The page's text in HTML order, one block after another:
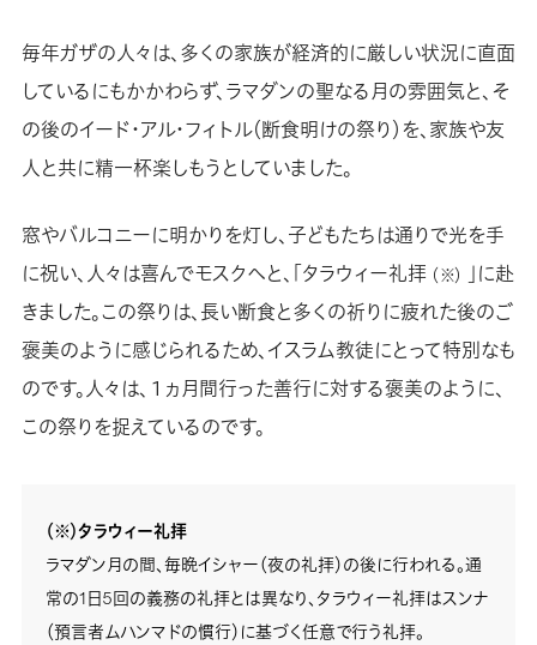
毎年ガザの人々は、多くの家族が経済的に厳しい状況に直面
しているにもかかわらず、ラマダンの聖なる月の雰囲気と、そ
の後のイード・アル・フィトル（断食明けの祭り）を、家族や友
人と共に精一杯楽しもうとしていました。
窓やバルコニーに明かりを灯し、子どもたちは通りで光を手
に祝い、人々は喜んでモスクへと、「タラウィー礼拝 （※） 」に赴
きました。この祭りは、長い断食と多くの祈りに疲れた後のご
褒美のように感じられるため、イスラム教徒にとって特別なも
のです。人々は、１ヵ月間行った善行に対する褒美のように、
この祭りを捉えているのです。
（※）タラウィー礼拝
ラマダン月の間、毎晩イシャー（夜の礼拝）の後に行われる。通
常の1日5回の義務の礼拝とは異なり、タラウィー礼拝はスンナ
（預言者ムハンマドの慣行）に基づく任意で行う礼拝。